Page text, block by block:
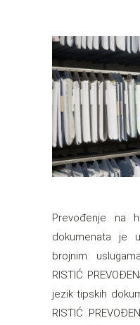
Prevođenje na
dokumenata je
brojnim
RISTIĆ
jezik tipskih
RISTIĆ